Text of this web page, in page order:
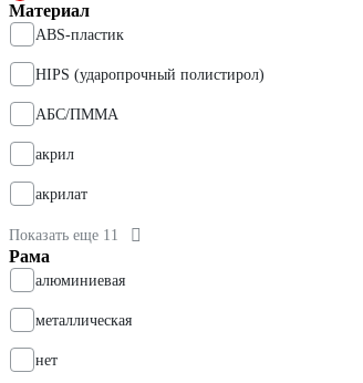
Материал
ABS-пластик
HIPS (ударопрочный полистирол)
АБС/ПММА
акрил
акрилат
Показать еще 11
Рама
алюминиевая
металлическая
нет